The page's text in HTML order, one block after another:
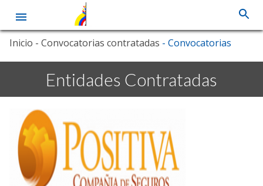
Pasar
contenido
Inicio - Convocatorias contratadas - Convocatorias
Entidades Contratadas